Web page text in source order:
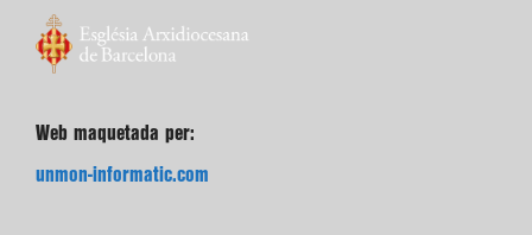
Web maquetada per:
unmon-informatic.com